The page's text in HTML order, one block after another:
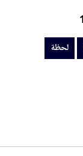
لحظة